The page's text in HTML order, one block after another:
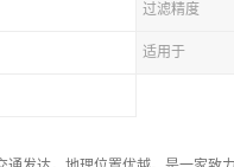
过滤精度
适用于